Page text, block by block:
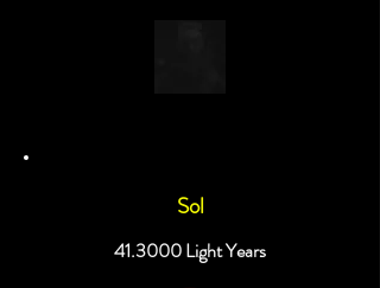
Sol
41.3000 Light Years